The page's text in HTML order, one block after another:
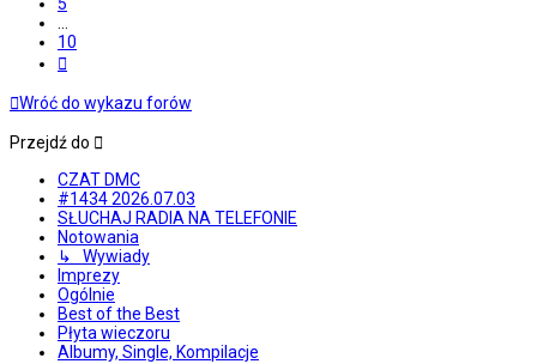
10
Wróć do wykazu forów
Przejdź do
CZAT DMC
#1434 2026.07.03
SŁUCHAJ RADIA NA TELEFONIE
Notowania
↳ Wywiady
Imprezy
Ogólnie
Best of the Best
Płyta wieczoru
Albumy, Single, Kompilacje